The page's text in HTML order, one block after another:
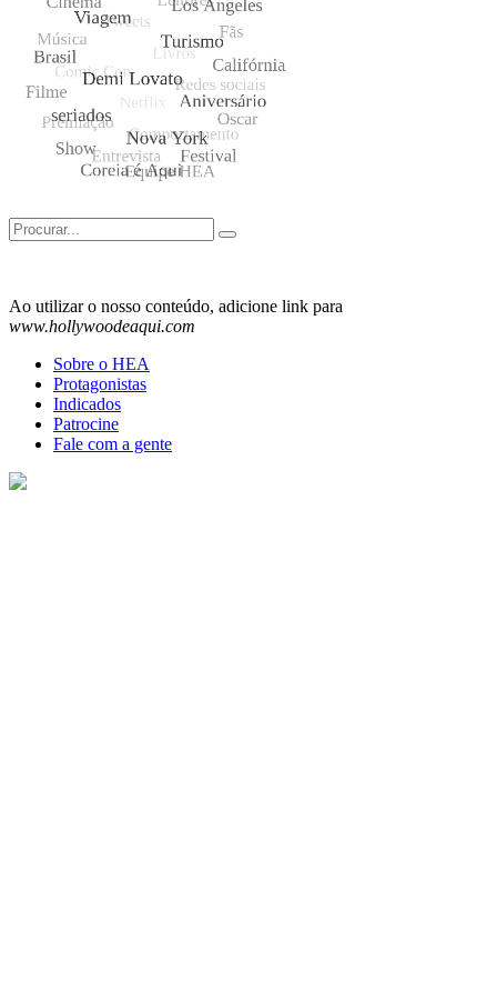
Search
for:
Ao utilizar o nosso conteúdo, adicione link para
www.hollywoodeaqui.com
Sobre o HEA
Protagonistas
Indicados
Patrocine
Fale com a gente